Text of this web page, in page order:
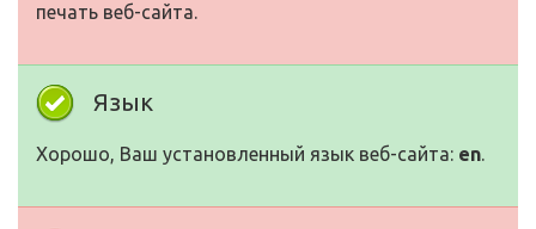
печать веб-сайта.
Язык
Хорошо, Ваш установленный язык веб-сайта: en.